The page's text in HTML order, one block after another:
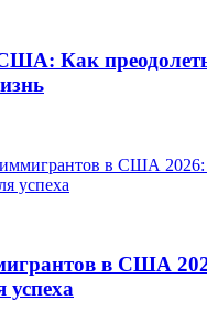
Как
в США
успеха